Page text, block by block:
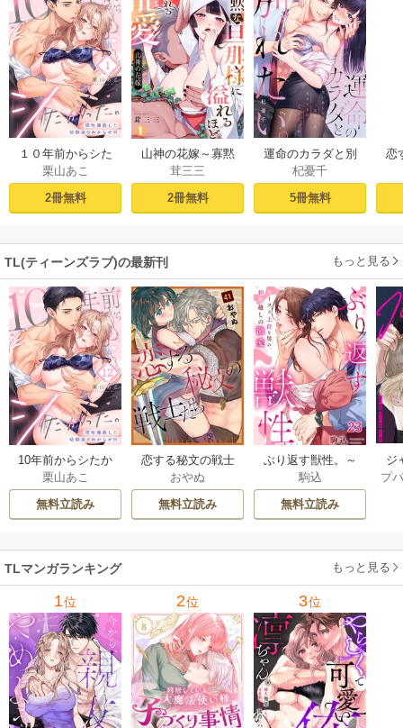
１０年前からシた
かった。～理性爆
散した幼馴染のわ
からせＨ（１）
栗山あこ
2冊無料
山神の花嫁～寡黙
な旦那様に溢れる
ほど注がれる寵愛
～【TL版】 1巻
茸三三
2冊無料
運命のカラダと別
れたい。～思い出
したくなかった、
元カレとのズブズ
杞憂千
5冊無料
恋
TL(ティーンズラブ)の最新刊 もっと見る
10年前からシたか
った。～理性爆散
した幼馴染のわか
らせＨ 12巻
栗山あこ
無料立読み
恋する秘文の戦士
たち【forcs edite
d】 43-44巻
おやぬ
無料立読み
ぶり返す獣性。～
カースト上位な男
の、10年越しの激
愛 23巻
駒込
無料立読み
ジ
ク
プ
TLマンガランキング もっと見る
1位 2位 3位